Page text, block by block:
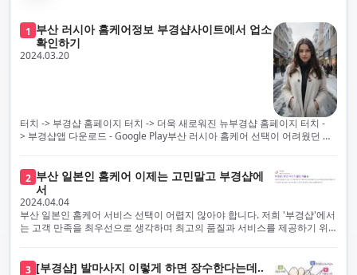
1 부산 러시아 홈케어정보 부경샵사이트에서 업소
확인하기
2024.03.20
터치 -> 부경샵 홈페이지 터치 -> 더욱 새로워진 뉴부경샵 홈페이지 터치 -
> 부경샵앱 다운로드 - Google Play부산 러시아 홈케어 선택이 어려웠던 시
스의 모든 과정을 후불제로 운영합니다. 이는 고객님의 최대 편의를 보장하
기 위한 부경샵의 약속입니다.부경샵은 현장에서 바로 고객님께 서비스를
제공하는 깨끗하고 전문적으로 훈련된 관리사들을 다수 보유하고 있음을 자
랑스럽게 생각합니다. 이는 프리미엄 부산 러시아 홈케어 경험을 제공하기
위한 부경샵의 노력의 일환입니다.현 시대의 불확실성 속에서, 안전은 부경
하고 개인의 건강 상태를 지속적으로 모니터링합니다.예약금을 요구하는 업
2 부산 일본인 홈케어 이제는 고민말고 부경샵에
서
2024.04.04
부산 일본인 홈케어 서비스 선택이 어렵지 않아야 합니다. 저희 '부경샵'에서
는 고객 만족을 최우선으로 생각하며 최고의 품질과 서비스를 제공하기 위
프리미엄 부산 일본인 홈케어 경험을 제공하고자 현장에서 직접 깨끗하고
3 [부경샵] 발마사지 이렇게 하면 장수한다는데..